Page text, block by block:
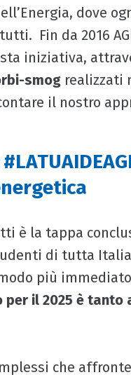
dove
Fin da 2016
iniziativa,
smog realizzati
il nostro
è la tappa
di tutta
più
per il 2025 è
che